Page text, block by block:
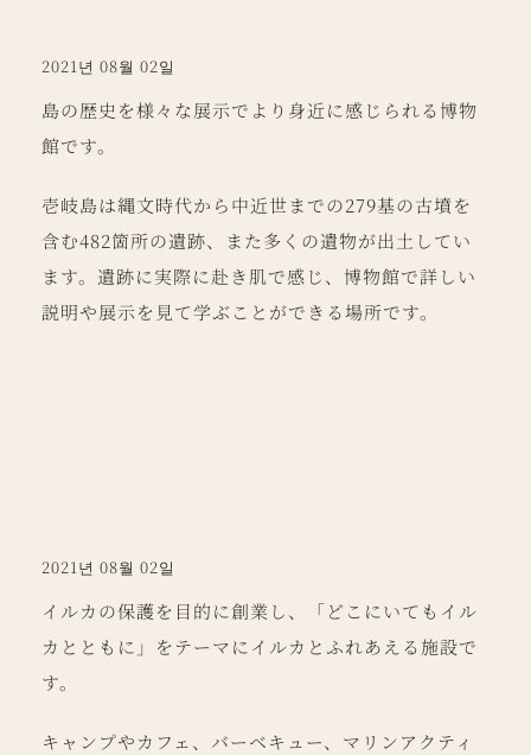
2021년 08월 02일
島の歴史を様々な展示でより身近に感じられる博物
館です。
壱岐島は縄文時代から中近世までの279基の古墳を
含む482箇所の遺跡、また多くの遺物が出土してい
ます。遺跡に実際に赴き肌で感じ、博物館で詳しい
説明や展示を見て学ぶことができる場所です。
2021년 08월 02일
イルカの保護を目的に創業し、「どこにいてもイル
カとともに」をテーマにイルカとふれあえる施設で
す。
キャンプやカフェ、バーベキュー、マリンアクティ